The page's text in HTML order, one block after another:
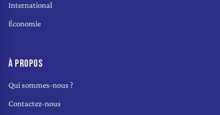
International
Économie
À PROPOS
Qui sommes-nous ?
Contactez-nous